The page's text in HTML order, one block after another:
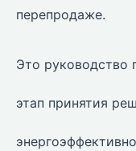
перепродаже.
Это руководство
этап принятия